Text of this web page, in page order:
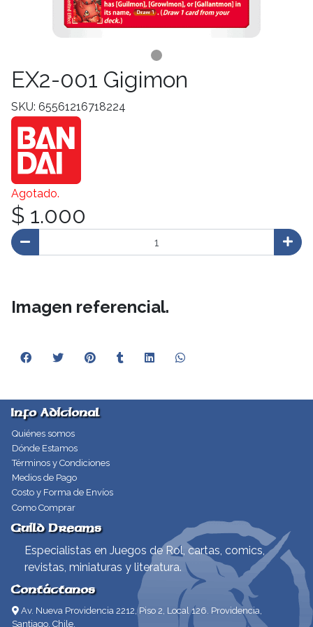
EX2-001 Gigimon
SKU: 65561216718224
Agotado.
$ 1.000
Imagen referencial.
Info Adicional
Quiénes somos
Dónde Estamos
Términos y Condiciones
Medios de Pago
Costo y Forma de Envíos
Como Comprar
Guild Dreams
Especialistas en Juegos de Rol, cartas, comics,
revistas, miniaturas y literatura.
Contáctanos
Av. Nueva Providencia 2212, Piso 2, Local 126. Providencia,
Santiago, Chile.